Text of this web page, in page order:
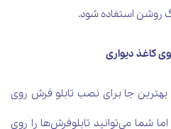
روشن استفاده شود.
کاغذ دیواری
بهترین جا برای نصب تابلو فرش روی
شما می‌توانید تابلوفرش‌ها را روی